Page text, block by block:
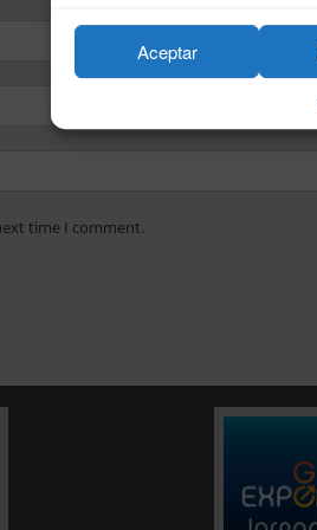
Aceptar
time I comment.